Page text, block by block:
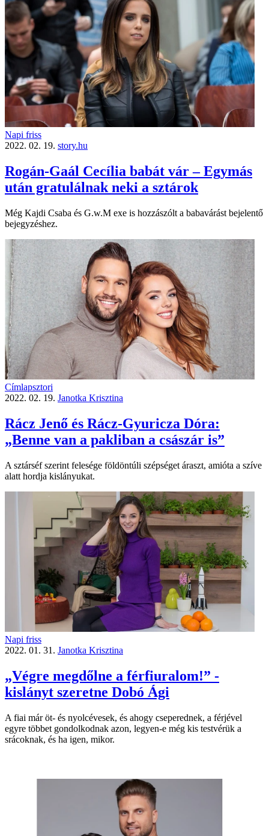
Napi friss
2022. 02. 19. story.hu
Rogán-Gaál Cecília babát vár – Egymás
után gratulálnak neki a sztárok
Még Kajdi Csaba és G.w.M exe is hozzászólt a babavárást bejelentő
bejegyzéshez.
Címlapsztori
2022. 02. 19. Janotka Krisztina
Rácz Jenő és Rácz-Gyuricza Dóra:
„Benne van a pakliban a császár is”
A sztárséf szerint felesége földöntúli szépséget áraszt, amióta a szíve
alatt hordja kislányukat.
Napi friss
2022. 01. 31. Janotka Krisztina
„Végre megdőlne a férfiuralom!” -
kislányt szeretne Dobó Ági
A fiai már öt- és nyolcévesek, és ahogy cseperednek, a férjével
egyre többet gondolkodnak azon, legyen-e még kis testvérük a
srácoknak, és ha igen, mikor.